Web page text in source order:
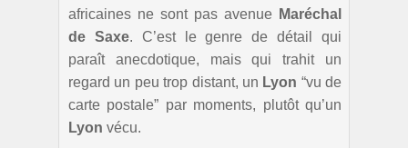
africaines ne sont pas avenue Maréchal
de Saxe. C’est le genre de détail qui
paraît anecdotique, mais qui trahit un
regard un peu trop distant, un Lyon “vu de
carte postale” par moments, plutôt qu’un
Lyon vécu.